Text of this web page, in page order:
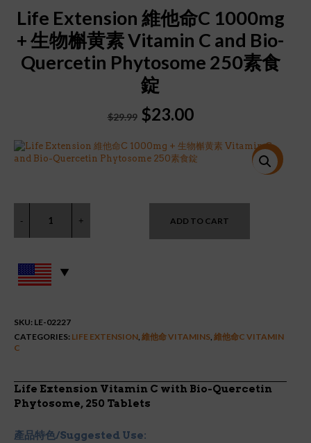
Life Extension 維他命C 1000mg
+ 生物槲黄素 Vitamin C and Bio-
Quercetin Phytosome 250素食
錠
$29.99 Original
was:
$29.99.
$23.00Current
is:
$23.00.
特價!
ADD TO CART
SKU: LE-02227
CATEGORIES: LIFE EXTENSION, 維他命 VITAMINS, 維他命C VITAMIN
C
Life Extension Vitamin C with Bio-Quercetin
Phytosome, 250 Tablets
產品特色/Suggested Use: